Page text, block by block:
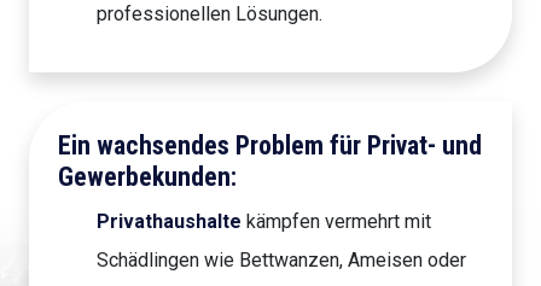
professionellen Lösungen.
Ein wachsendes Problem für Privat- und
Gewerbekunden:
Privathaushalte kämpfen vermehrt mit
Schädlingen wie Bettwanzen, Ameisen oder